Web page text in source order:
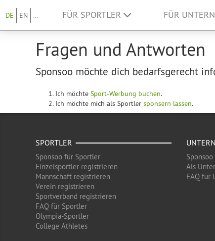
DE EN ... FÜR SPORTLER FÜR
Fragen und Antworten
Sponsoo möchte dich bedarfsgerecht
Ich möchte Sport-Werbung buchen.
Ich möchte mich als Sportler sponsern lassen.
SPORTLER
Sponsoo für Sportler
Einzelsportler registrieren
Mannschaft registrieren
Verein registrieren
Sportverband registrieren
FAQ für Sportler
Olympia-Sportler
College Athletes
Als
FAQ für